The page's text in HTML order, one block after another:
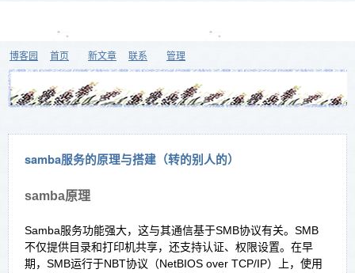
博客园 首页 新文章 联系 管理
samba服务的原理与搭建（转的别人的）
samba原理
Samba服务功能强大，这与其通信基于SMB协议有关。SMB
不仅提供目录和打印机共享，还支持认证、权限设置。在早
期，SMB运行于NBT协议（NetBIOS over TCP/IP）上，使用